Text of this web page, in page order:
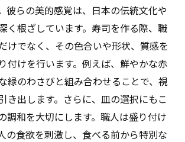
彼らの美的感覚は、日本の伝統文化や
く根ざしています。寿司を作る際、職
けでなく、その色合いや形状、質感を
付けを行います。例えば、鮮やかな赤
緑のわさびと組み合わせることで、視
き出します。さらに、皿の選択にもこ
調和を大切にします。職人は盛り付け
の食欲を刺激し、食べる前から特別な